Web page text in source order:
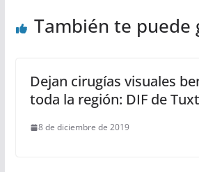
También te puede
Dejan cirugías visuales
toda la región: DIF de
8 de diciembre de 2019